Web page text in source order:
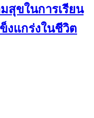
สุขในการเรียน
งแกร่งในชีวิต